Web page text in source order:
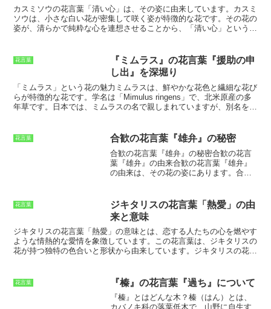
カスミソウの花言葉「清い心」は、その姿に由来しています。 カスミ
ソウは、小さな白い花が密集して咲く姿が特徴的な花です。その花の
姿が、清らかで純粋な心を連想させることから、「清い心」という花
愛」という花言葉も付けられています。
花言葉
『ミムラス』の花言葉『援助の申
し出』を深堀り
「ミムラス」という花の魅力 ミムラスは、鮮やかな花色と繊細な花び
らが特徴的な花です。学名は「Mimulus ringens」で、北米原産の多
年草です。日本では、ミムラスの名で親しまれていますが、別名を
まな色があり、花壇や鉢植えに彩りを添えてくれます。また、花びら
が繊細で、風に揺れる姿が美しいのも魅力です。ミムラスは、花期が
長く、春から秋にかけて次々と花を咲かせます。そのため、長い期間
花を楽しむことができます。ミムラスは、育てやすい花としても知ら
れています。日当たりのよい場所で、水はけの良い土壌で育てること
病害虫にも強く、初心者でも簡単に育てることができます。ミムラス
は、花言葉が「援助の申し出」です。これは、ミムラスが、厳しい自
然環境の中でも生き抜く力強さを持っていることに由来しています。
ミムラスは、花言葉の通り、困難に直面している人に援助の手を差し
伸べてくれる花です。そのため、プレゼントとして贈ると、相手を励
ますことができます。
花言葉 合歓の花言葉『雄弁』の秘密
合歓の花言葉『雄弁』の秘密合歓の花言
葉『雄弁』の由来合歓の花言葉『雄弁』
の由来は、その花の姿にあります。合歓
葉が、人が両手を広げたときのように見
えることから、『雄弁』という花言葉が
ついたといわれています。また、合歓の
花は、夜になると葉を閉じます。これ
は、他の植物が日光を浴びて光合成をし
ているときにも、合歓の花は葉を閉じて
もいわれています。合歓の花は、その花
の姿と生態から、『雄弁』という花言葉
がつけられたのです。
花言葉
ジキタリスの花言葉「熱愛」の由
来と意味
ジキタリスの花言葉「熱愛」の意味とは、恋する人たちの心を燃やす
ような情熱的な愛情を象徴しています。 この花言葉は、ジキタリスの
花が持つ独特の色合いと形状から由来しています。ジキタリスの花
的な色合いをしており、恋する人たちの心を燃やすような情熱的な愛
情を象徴しています。また、ジキタリスの花言葉「熱愛」の意味は、
ジキタリスの花が持つ薬効から由来するともいわれています。ジキタ
花言葉 『榛』の花言葉『過ち』について
『榛』とはどんな木？榛（はん）とは、
カバノキ科の落葉低木で、山野に自生す